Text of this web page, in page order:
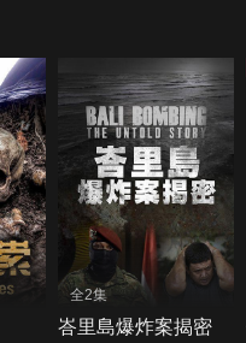
全2集
峇里島爆炸案揭密